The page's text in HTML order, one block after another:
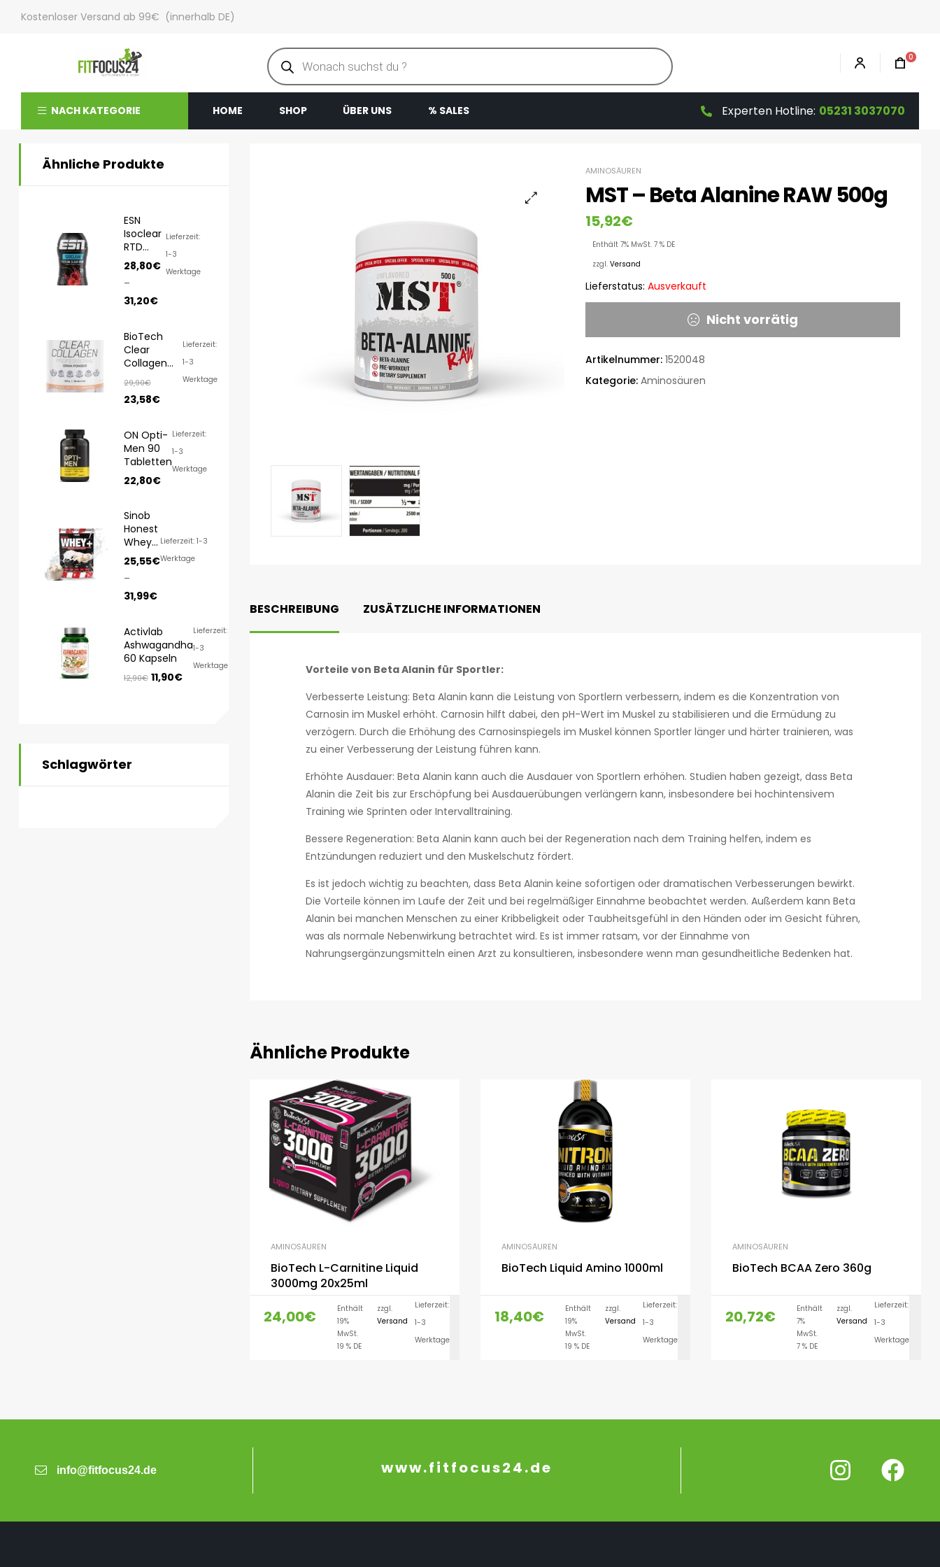
Kostenloser Versand ab 99€ (innerhalb DE)
0
NACH KATEGORIE HOME SHOP ÜBER UNS % SALES Experten Hotline: 05231 3037070
AMINOSÄUREN
MST – Beta Alanine RAW 500g
15,92€
Enthält 7% MwSt. 7 % DE
zzgl. Versand
Lieferstatus: Ausverkauft
Nicht vorrätig
Artikelnummer: 1520048
Kategorie: Aminosäuren
BESCHREIBUNG ZUSÄTZLICHE INFORMATIONEN
Vorteile von Beta Alanin für Sportler:
Verbesserte Leistung: Beta Alanin kann die Leistung von Sportlern verbessern, indem es die Konzentration von
Carnosin im Muskel erhöht. Carnosin hilft dabei, den pH-Wert im Muskel zu stabilisieren und die Ermüdung zu
verzögern. Durch die Erhöhung des Carnosinspiegels im Muskel können Sportler länger und härter trainieren, was
zu einer Verbesserung der Leistung führen kann.
Erhöhte Ausdauer: Beta Alanin kann auch die Ausdauer von Sportlern erhöhen. Studien haben gezeigt, dass Beta
Alanin die Zeit bis zur Erschöpfung bei Ausdauerübungen verlängern kann, insbesondere bei hochintensivem
Training wie Sprinten oder Intervalltraining.
Bessere Regeneration: Beta Alanin kann auch bei der Regeneration nach dem Training helfen, indem es
Entzündungen reduziert und den Muskelschutz fördert.
Es ist jedoch wichtig zu beachten, dass Beta Alanin keine sofortigen oder dramatischen Verbesserungen bewirkt.
Die Vorteile können im Laufe der Zeit und bei regelmäßiger Einnahme beobachtet werden. Außerdem kann Beta
Alanin bei manchen Menschen zu einer Kribbeligkeit oder Taubheitsgefühl in den Händen oder im Gesicht führen,
was als normale Nebenwirkung betrachtet wird. Es ist immer ratsam, vor der Einnahme von
Nahrungsergänzungsmitteln einen Arzt zu konsultieren, insbesondere wenn man gesundheitliche Bedenken hat.
Ähnliche Produkte
AMINOSÄUREN
BioTech L-Carnitine Liquid
3000mg 20x25ml
24,00€
Enthält
19%
MwSt.
19 % DE
zzgl.
Versand
Lieferzeit:
1-3
Werktage
AUSFÜHRUNG WÄHLEN
AMINOSÄUREN
BioTech Liquid Amino 1000ml
18,40€
Enthält
19%
MwSt.
19 % DE
zzgl.
Versand
Lieferzeit:
1-3
Werktage
AUSFÜHRUNG WÄHLEN
AMINOSÄUREN
BioTech BCAA Zero 360g
20,72€
Enthält
7%
MwSt.
7 % DE
zzgl.
Versand
Lieferzeit:
1-3
Werktage
Ähnliche Produkte
ESN
Isoclear
RTD
8x500ml
28,80€
–
31,20€
Lieferzeit:
1-3
Werktage
BioTech
Clear
Collagen
350g
29,90€
23,58€
Lieferzeit:
1-3
Werktage
ON Opti-
Men 90
Tabletten
22,80€
Lieferzeit:
1-3
Werktage
Sinob
Honest
Whey
1000g/
820g
25,55€
–
31,99€
Lieferzeit: 1-3
Werktage
Activlab
Ashwagandha
60 Kapseln
12,90€ 11,90€
Lieferzeit:
1-3
Werktage
Schlagwörter
info@fitfocus24.de www.fitfocus24.de